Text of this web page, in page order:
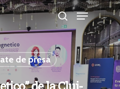
or ESC to close
de presa